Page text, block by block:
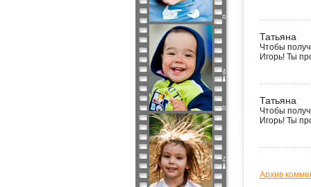
Татьяна
Чтобы
Игорь! Ты
Татьяна
Чтобы
Игорь! Ты
Архив